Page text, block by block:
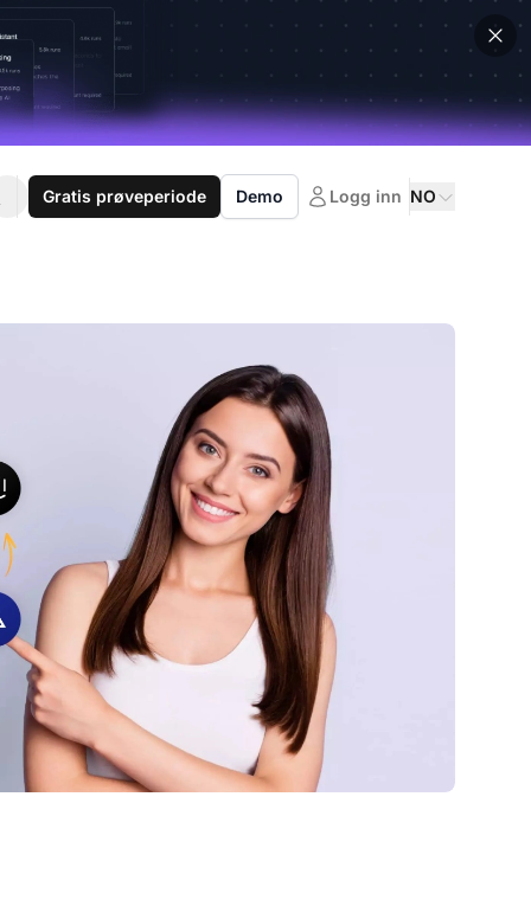
Gratis prøveperiode Demo Logg inn NO